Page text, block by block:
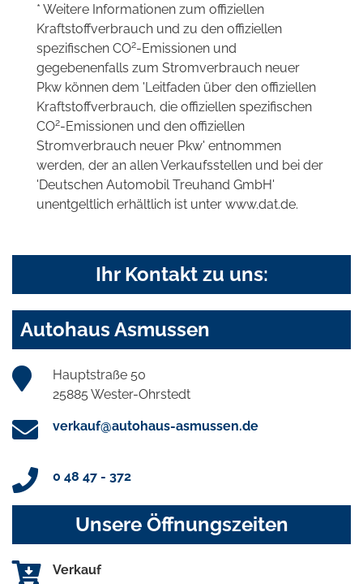
* Weitere Informationen zum offiziellen
Kraftstoffverbrauch und zu den offiziellen
spezifischen CO2-Emissionen und
gegebenenfalls zum Stromverbrauch neuer
Pkw können dem 'Leitfaden über den offiziellen
Kraftstoffverbrauch, die offiziellen spezifischen
CO2-Emissionen und den offiziellen
Stromverbrauch neuer Pkw' entnommen
werden, der an allen Verkaufsstellen und bei der
'Deutschen Automobil Treuhand GmbH'
unentgeltlich erhältlich ist unter www.dat.de.
Ihr Kontakt zu uns:
Autohaus Asmussen
Hauptstraße 50
25885 Wester-Ohrstedt
verkauf@autohaus-asmussen.de
0 48 47 - 372
Unsere Öffnungszeiten
Verkauf